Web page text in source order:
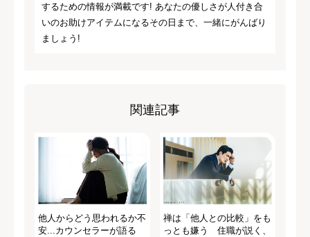
するための情報が満載です! あなたの優しさが人付き合
いのお助けアイテムになるその日まで、一緒にがんばり
ましょう!
関連記事
他人からどう思われるか不
安...カウンセラーが語る
禅は「他人との比較」をも
っとも嫌う 住職が説く、